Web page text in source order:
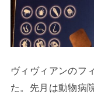
ヴィヴィアンのフ
た。先月は動物病